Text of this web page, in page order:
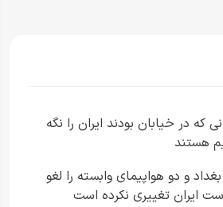
که در خیابان بودند ایران را نگه
هستند
و دو هواپیمای وابسته را لغو
ایران تغییری نکرده است